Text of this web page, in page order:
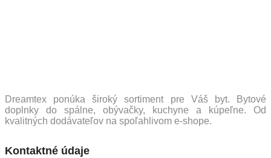
Dreamtex ponúka široký sortiment pre Váš byt. Bytové
doplnky do spálne, obývačky, kuchyne a kúpeľne. Od
kvalitných dodávateľov na spoľahlivom e-shope.
Kontaktné údaje